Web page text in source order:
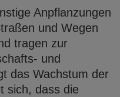
Anpflanzungen
und Wegen
tragen zur
und
das Wachstum der
sich, dass die